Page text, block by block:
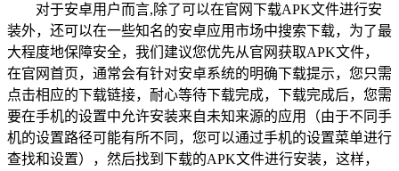
对于安卓用户而言,除了可以在官网下载APK文件进行安
装外，还可以在一些知名的安卓应用市场中搜索下载，为了最
大程度地保障安全，我们建议您优先从官网获取APK文件，
在官网首页，通常会有针对安卓系统的明确下载提示，您只需
点击相应的下载链接，耐心等待下载完成，下载完成后，您需
要在手机的设置中允许安装来自未知来源的应用（由于不同手
机的设置路径可能有所不同，您可以通过手机的设置菜单进行
查找和设置），然后找到下载的APK文件进行安装，这样，